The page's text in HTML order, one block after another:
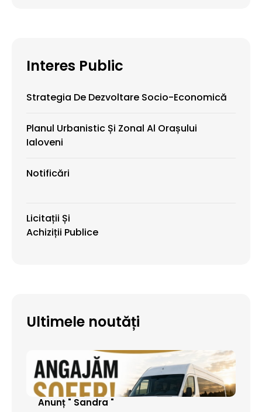
Interes Public
Strategia De Dezvoltare Socio-Economică
Planul Urbanistic Și Zonal Al Orașului
Ialoveni
Notificări
Licitații Și
Achiziții Publice
Ultimele noutăți
Anunț " Sandra "